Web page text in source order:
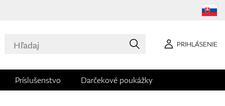
PRIHLÁSENIE
Príslušenstvo Darčekové poukážky